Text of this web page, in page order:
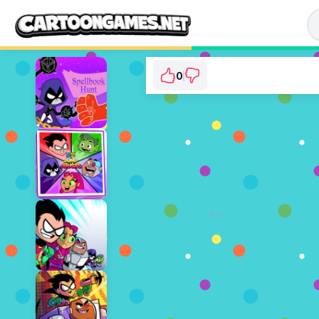
⭐ 아직 투표되지 않았
지금
0
광고